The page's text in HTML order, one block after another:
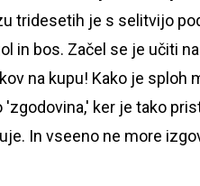
tridesetih je s selitvijo
in bos. Začel se je učiti
na kupu! Kako je sploh
ker je tako
In vseeno ne more